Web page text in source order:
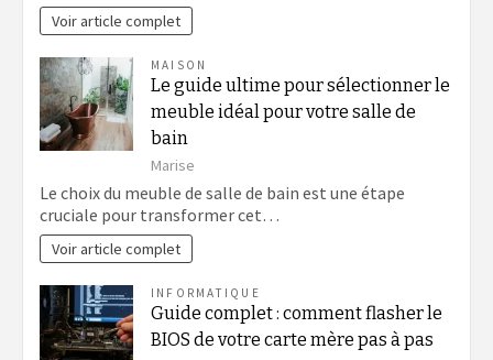
Voir article complet
MAISON
Le guide ultime pour sélectionner le
meuble idéal pour votre salle de
bain
Marise
Le choix du meuble de salle de bain est une étape
cruciale pour transformer cet…
Voir article complet
INFORMATIQUE
Guide complet : comment flasher le
BIOS de votre carte mère pas à pas